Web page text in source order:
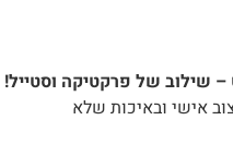
שילוב של פרקטיקה וסטייל!
אישי ובאיכות שלא